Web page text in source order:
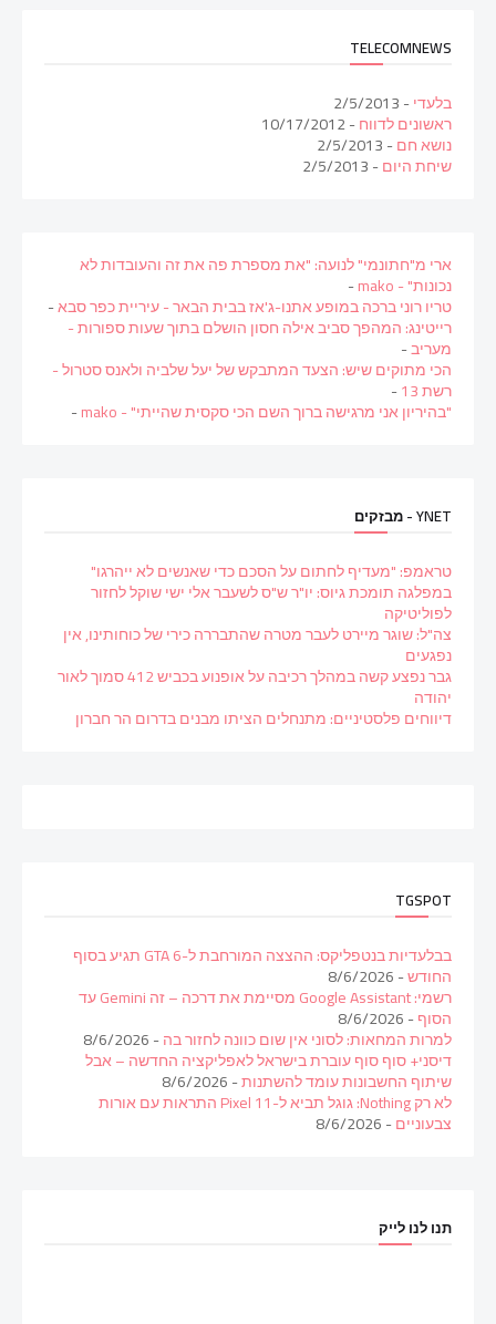
TELECOMNEWS
בלעדי- 2/5/2013
ראשונים לדווח- 10/17/2012
נושא חם- 2/5/2013
שיחת היום- 2/5/2013
ארי מ"חתונמי" לנועה: "את מספרת פה את זה והעובדות לא
נכונות" - mako -
טריו רוני ברכה במופע אתנו-ג'אז בבית הבאר - עיריית כפר סבא-
רייטינג: המהפך סביב אילה חסון הושלם בתוך שעות ספורות -
מעריב-
הכי מתוקים שיש: הצעד המתבקש של יעל שלביה ולאנס סטרול -
רשת 13 -
"בהיריון אני מרגישה ברוך השם הכי סקסית שהייתי" - mako -
YNET - מבזקים
טראמפ: "מעדיף לחתום על הסכם כדי שאנשים לא ייהרגו"
במפלגה תומכת גיוס: יו"ר ש"ס לשעבר אלי ישי שוקל לחזור
לפוליטיקה
צה"ל: שוגר מיירט לעבר מטרה שהתבררה כירי של כוחותינו, אין
נפגעים
גבר נפצע קשה במהלך רכיבה על אופנוע בכביש 412 סמוך לאור
יהודה
דיווחים פלסטיניים: מתנחלים הציתו מבנים בדרום הר חברון
TGSPOT
בבלעדיות בנטפליקס: ההצצה המורחבת ל-GTA 6 תגיע בסוף
החודש- 8/6/2026
רשמי: Google Assistant מסיימת את דרכה – זה Gemini עד
הסוף- 8/6/2026
למרות המחאות: לסוני אין שום כוונה לחזור בה- 8/6/2026
דיסני+ סוף סוף עוברת בישראל לאפליקציה החדשה – אבל
שיתוף החשבונות עומד להשתנות- 8/6/2026
לא רק Nothing: גוגל תביא ל-Pixel 11 התראות עם אורות
צבעוניים- 8/6/2026
תנו לנו לייק